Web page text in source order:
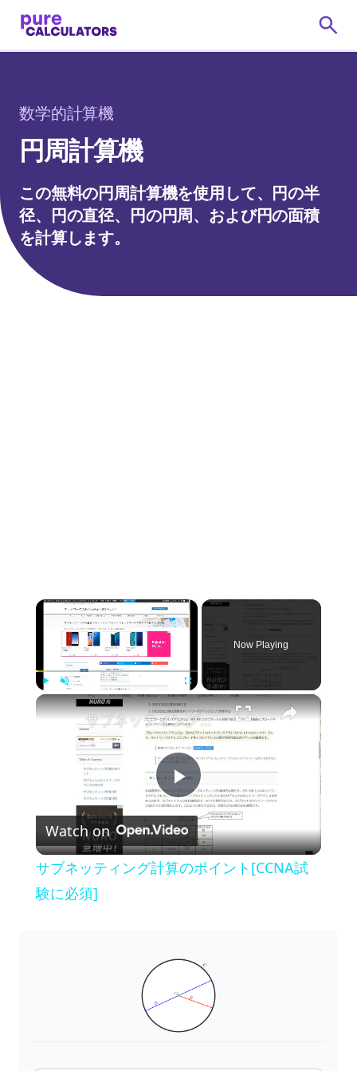
数学的計算機
円周計算機
この無料の円周計算機を使用して、円の半
径、円の直径、円の円周、および円の面積
を計算します。
×
Play Unmute Fullscreen
Now Playing
×
P
l
V
i
サブネッティング計算のポイント[CCNA試験に必須]
Watch on
サブネッティング計算のポイント[CCNA試
験に必須]